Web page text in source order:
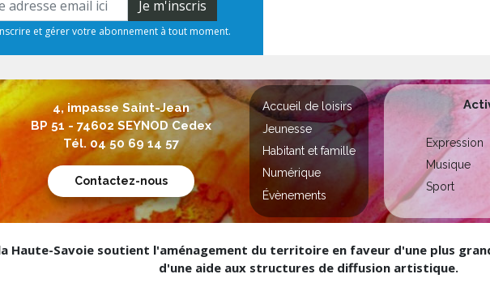
Je m'inscris
et gérer votre abonnement à tout moment.
4, impasse Saint-Jean
BP 51 - 74602 SEYNOD Cedex
Tél. 04 50 69 14 57
Contactez-nous
Accueil de loisirs
Jeunesse
Habitant et famille
Numérique
Évènements
Expression
Musique
Sport
Haute-Savoie soutient l'aménagement du territoire en faveur d'une plus
d'une aide aux structures de diffusion artistique.